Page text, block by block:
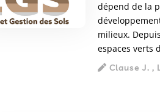
dépend de la
milieux.
espaces verts
Clause J. ,